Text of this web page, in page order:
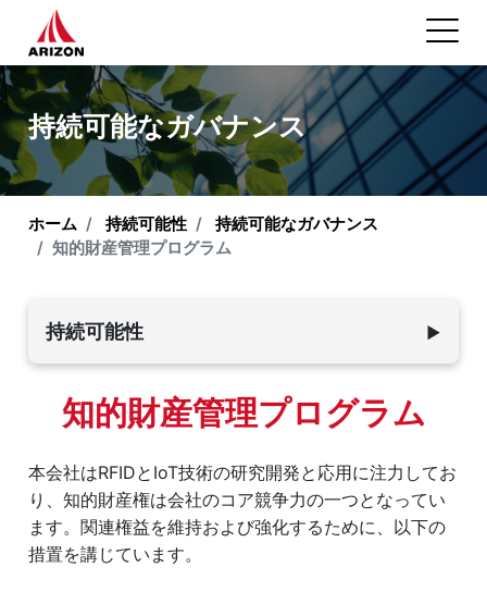
持続可能なガバナンス
ホーム 持続可能性
持続可能なガバナンス
知的財産管理プログラム
持続可能性 ▼
従業員と社会
持続可能なガバナンス
ESG Organization
知的財産管理プログラム
本会社はRFIDとIoT技術の研究開発と応用に注力してお
り、知的財産権は会社のコア競争力の一つとなってい
ます。関連権益を維持および強化するために、以下の
措置を講じています。